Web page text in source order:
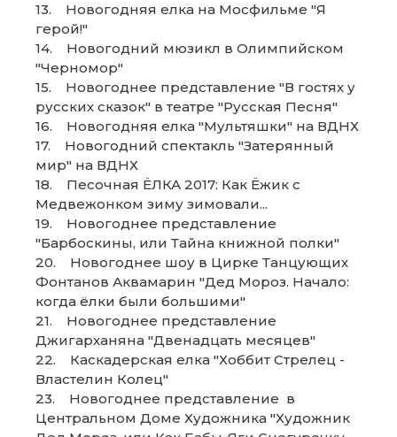
13. Новогодняя елка на Мосфильме "Я
герой!"
14. Новогодний мюзикл в Олимпийском
"Черномор"
15. Новогоднее представление "В гостях у
русских сказок" в театре "Русская Песня"
16. Новогодняя елка "Мультяшки" на ВДНХ
17. Новогодний спектакль "Затерянный
мир" на ВДНХ
18. Песочная ЁЛКА 2017: Как Ёжик с
Медвежонком зиму зимовали...
19. Новогоднее представление
"Барбоскины, или Тайна книжной полки"
20. Новогоднее шоу в Цирке Танцующих
Фонтанов Аквамарин "Дед Мороз. Начало:
когда ёлки были большими"
21. Новогоднее представление
Джигарханяна "Двенадцать месяцев"
22. Каскадерская елка "Хоббит Стрелец -
Властелин Колец"
23. Новогоднее представление в
Центральном Доме Художника "Художник